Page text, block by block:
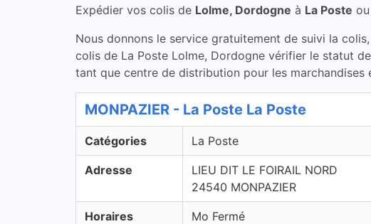
Expédier vos colis de Lolme, Dordogne à La Poste
Nous donnons le service gratuitement de suivi la
colis de La Poste Lolme, Dordogne vérifier le statut
tant que centre de distribution pour les marchandises
MONPAZIER - La Poste La Poste
Catégories La Poste
Adresse
LIEU DIT LE FOIRAIL NORD
24540 MONPAZIER
Horaires
Mo Fermé